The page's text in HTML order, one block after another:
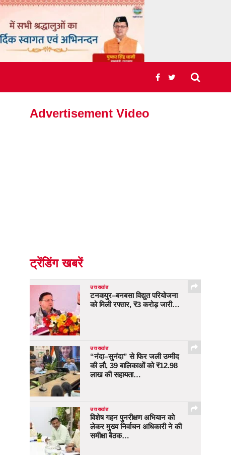
Advertisement Video
ट्रेंडिंग खबरें
उत्तराखंड
टनकपुर–बनबसा विद्युत परियोजना
को मिली रफ्तार, ₹3 करोड़ जारी…
उत्तराखंड
“नंदा–सुनंदा” से फिर जली उम्मीद
की लौ, 39 बालिकाओं को ₹12.98
लाख की सहायता…
उत्तराखंड
विशेष गहन पुनरीक्षण अभियान को
लेकर मुख्य निर्वाचन अधिकारी ने की
समीक्षा बैठक…